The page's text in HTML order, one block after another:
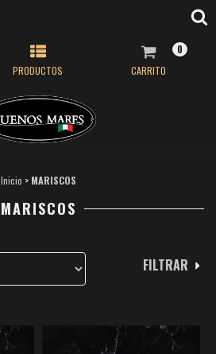
PRODUCTOS CARRITO
0
Inicio > MARISCOS
MARISCOS
FILTRAR